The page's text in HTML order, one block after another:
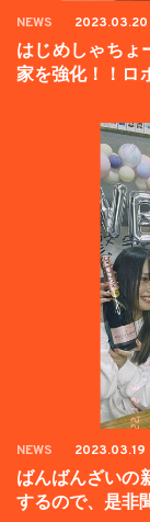
NEWS 2023.03.20
はじめしゃちょ
家を強化！！ロ
NEWS 2023.03.19
ばんばんざいの
するので、是非